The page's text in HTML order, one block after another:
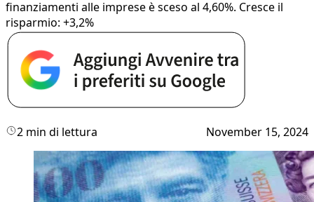
finanziamenti alle imprese è sceso al 4,60%. Cresce il
risparmio: +3,2%
2 min di lettura November 15, 2024